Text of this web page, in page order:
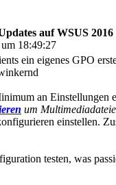
auf WSUS 2016
18:49:27
ein eigenes GPO
an Einstellungen
um
einstellen.
testen, was